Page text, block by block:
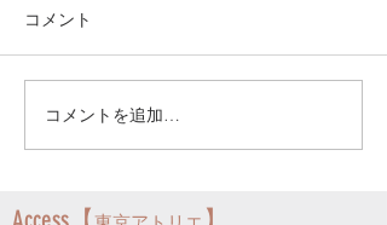
4月よりしばらく東京アト
リエです！
コメント
コメントを追加…